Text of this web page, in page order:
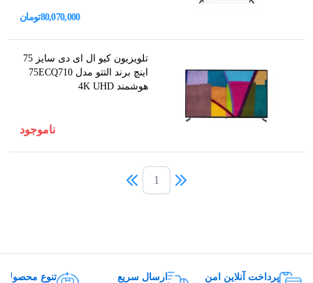
80,070,000تومان
تلویزیون کیو ال ای دی سایز 75
اینچ برند التتو مدل 75ECQ710
هوشمند 4K UHD
ناموجود
1
پرداخت آنلاین امن ارسال سریع تنوع